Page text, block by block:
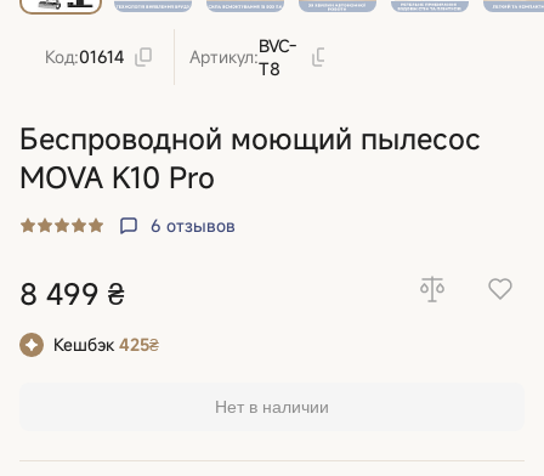
Код:01614 Артикул:BVC-
T8
Беспроводной моющий пылесос
MOVA K10 Pro
6 отзывов
8 499 ₴
Нет в наличии
Кешбэк 425₴